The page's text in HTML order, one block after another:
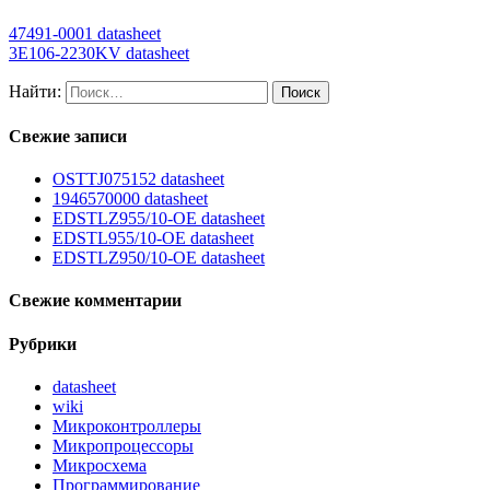
47491-0001 datasheet
3E106-2230KV datasheet
Найти:
Свежие записи
OSTTJ075152 datasheet
1946570000 datasheet
EDSTLZ955/10-OE datasheet
EDSTL955/10-OE datasheet
EDSTLZ950/10-OE datasheet
Свежие комментарии
Рубрики
datasheet
wiki
Микроконтроллеры
Микропроцессоры
Микросхема
Программирование